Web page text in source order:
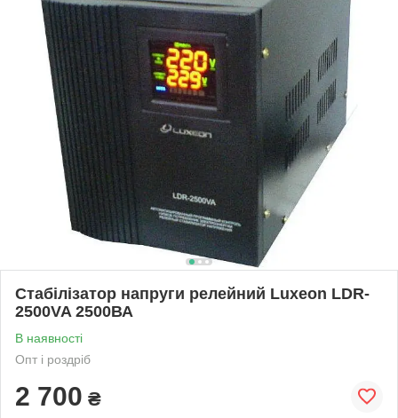
Стабілізатор напруги релейний Luxeon LDR-
2500VA 2500ВА
В наявності
Опт і роздріб
2 700 ₴